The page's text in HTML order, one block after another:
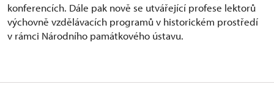
konferencích. Dále pak nově se utvářející profese lektorů
výchovně vzdělávacích programů v historickém prostředí
v rámci Národního památkového ústavu.